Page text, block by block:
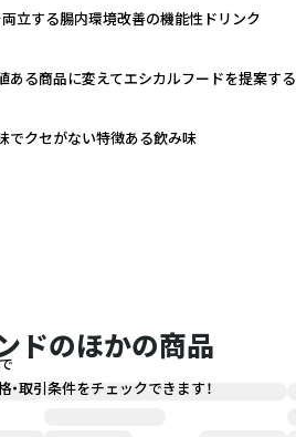
立する腸内環境改善の機能性ドリンク
る商品に変えてエシカルフードを提案す
でクセがない特徴ある飲み味
ドのほかの商品
・取引条件をチェックできます！